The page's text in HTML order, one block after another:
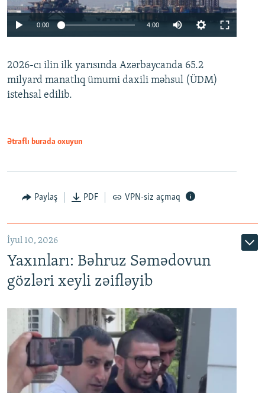
Auto 240p 360p 480p
0:00 4:00
360p
480p
2026-cı ilin ilk yarısında Azərbaycanda 65.2
milyard manatlıq ümumi daxili məhsul (ÜDM)
istehsal edilib.
Ətraflı burada oxuyun
Paylaş PDF VPN-siz açmaq
İyul 10, 2026
Yaxınları: Bəhruz Səmədovun
gözləri xeyli zəifləyib